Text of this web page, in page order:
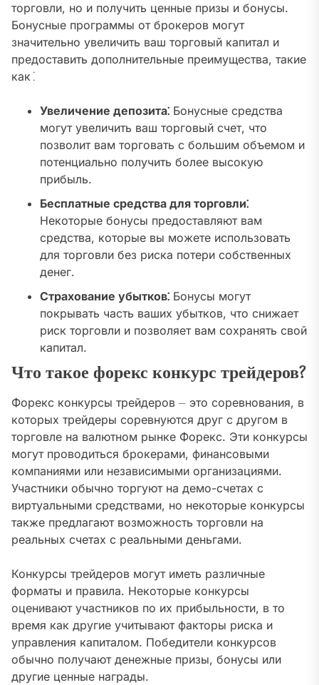
торговли, но и получить ценные призы и бонусы.
Бонусные программы от брокеров могут
значительно увеличить ваш торговый капитал и
предоставить дополнительные преимущества, такие
как⁚
Увеличение депозита⁚ Бонусные средства
могут увеличить ваш торговый счет, что
позволит вам торговать с большим объемом и
потенциально получить более высокую
прибыль.
Бесплатные средства для торговли⁚
Некоторые бонусы предоставляют вам
средства, которые вы можете использовать
для торговли без риска потери собственных
денег.
Страхование убытков⁚ Бонусы могут
покрывать часть ваших убытков, что снижает
риск торговли и позволяет вам сохранять свой
капитал.
Что такое форекс конкурс трейдеров?
Форекс конкурсы трейдеров ⏤ это соревнования, в
которых трейдеры соревнуются друг с другом в
торговле на валютном рынке Форекс. Эти конкурсы
могут проводиться брокерами, финансовыми
компаниями или независимыми организациями.
Участники обычно торгуют на демо-счетах с
виртуальными средствами, но некоторые конкурсы
также предлагают возможность торговли на
реальных счетах с реальными деньгами.
Конкурсы трейдеров могут иметь различные
форматы и правила. Некоторые конкурсы
оценивают участников по их прибыльности, в то
время как другие учитывают факторы риска и
управления капиталом. Победители конкурсов
обычно получают денежные призы, бонусы или
другие ценные награды.